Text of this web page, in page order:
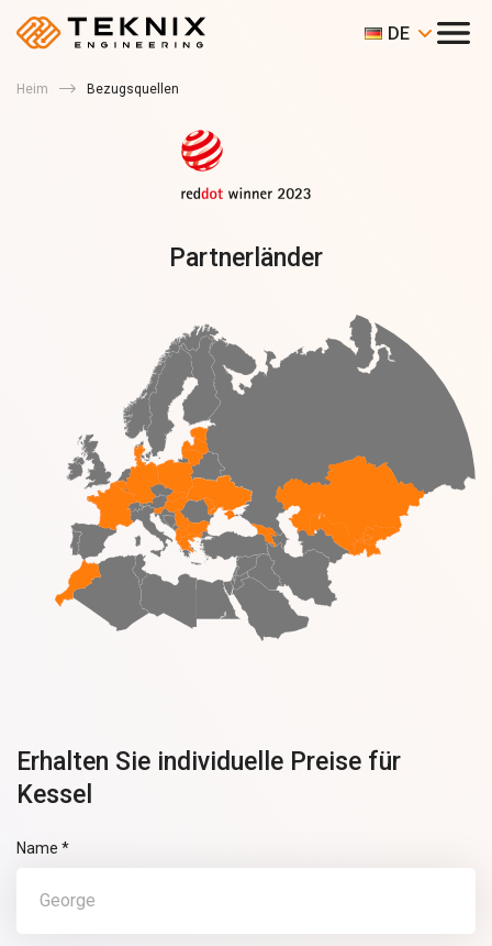
DE
Heim Bezugsquellen
Partnerländer
Erhalten Sie individuelle Preise für
Kessel
Name *